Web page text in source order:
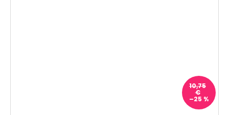
10,75
€
–25 %